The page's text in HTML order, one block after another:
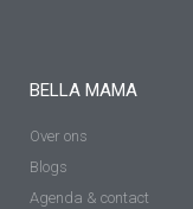
BELLA MAMA
Over ons
Blogs
Agenda & contact